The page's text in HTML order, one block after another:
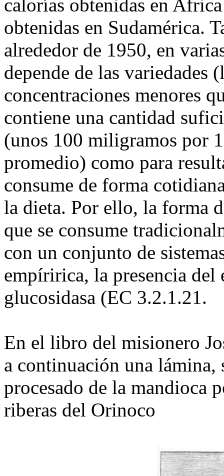
calorías obtenidas en
obtenidas en Sudamérica.
alrededor de 1950, en
depende de las variedades
concentraciones menores
contiene una cantidad
(unos 100 miligramos por
promedio) como para
consume de forma
la dieta. Por ello, la forma
que se consume
con un conjunto de
empíririca, la presencia del
glucosidasa (EC 3.2.1.21.
En el libro del misionero
a continuación una lámina,
procesado de la mandioca
riberas del Orinoco